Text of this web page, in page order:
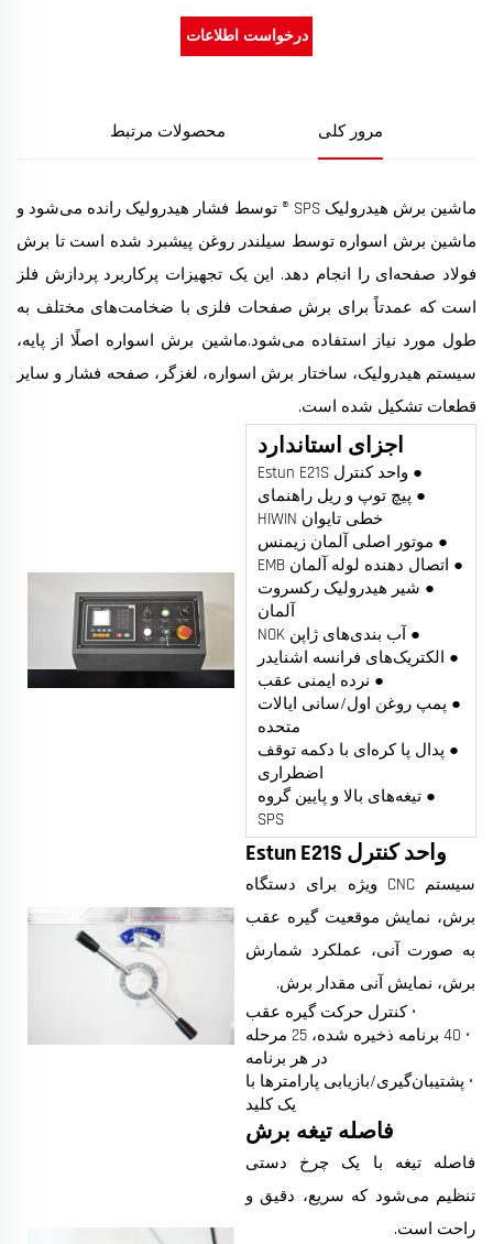
درخواست اطلاعات
مرور کلی محصولات مرتبط
ماشین برش هیدرولیک SPS ® توسط فشار هیدرولیک رانده می‌شود و
ماشین برش اسواره توسط سیلندر روغن پیشبرد شده است تا برش
فولاد صفحه‌ای را انجام دهد. این یک تجهیزات پرکاربرد پردازش فلز
است که عمدتاً برای برش صفحات فلزی با ضخامت‌های مختلف به
طول مورد نیاز استفاده می‌شود.ماشین برش اسواره اصلًا از پایه،
سیستم هیدرولیک، ساختار برش اسواره، لغزگر، صفحه فشار و سایر
قطعات تشکیل شده است.
اجزای استاندارد
● واحد کنترل Estun E21S
● پیچ توپ و ریل راهنمای
خطی تایوان HIWIN
● موتور اصلی آلمان زیمنس
● اتصال دهنده لوله آلمان EMB
● شیر هیدرولیک رکسروت
آلمان
● آب بندی‌های ژاپن NOK
● الکتریک‌های فرانسه اشنایدر
● نرده ایمنی عقب
● پمپ روغن اول/سانی ایالات
متحده
● پدال پا کره‌ای با دکمه توقف
اضطراری
● تیغه‌های بالا و پایین گروه
SPS
واحد کنترل Estun E21S
سیستم CNC ویژه برای دستگاه
برش، نمایش موقعیت گیره عقب
به صورت آنی، عملکرد شمارش
برش، نمایش آنی مقدار برش.
• کنترل حرکت گیره عقب
• 40 برنامه ذخیره شده، 25 مرحله
در هر برنامه
• پشتیبان‌گیری/بازیابی پارامترها با
یک کلید
فاصله تیغه برش
فاصله تیغه با یک چرخ دستی
تنظیم می‌شود که سریع، دقیق و
راحت است.